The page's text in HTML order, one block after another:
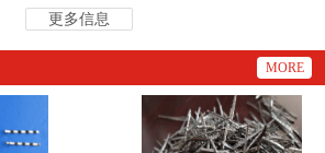
更多信息
MORE